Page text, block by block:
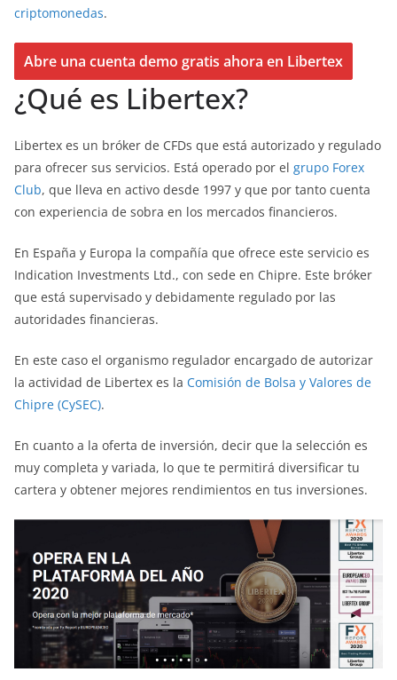
criptomonedas.
Abre una cuenta demo gratis ahora en Libertex
¿Qué es Libertex?
Libertex es un bróker de CFDs que está autorizado y regulado
para ofrecer sus servicios. Está operado por el grupo Forex
Club, que lleva en activo desde 1997 y que por tanto cuenta
con experiencia de sobra en los mercados financieros.
En España y Europa la compañía que ofrece este servicio es
Indication Investments Ltd., con sede en Chipre. Este bróker
que está supervisado y debidamente regulado por las
autoridades financieras.
En este caso el organismo regulador encargado de autorizar
la actividad de Libertex es la Comisión de Bolsa y Valores de
Chipre (CySEC).
En cuanto a la oferta de inversión, decir que la selección es
muy completa y variada, lo que te permitirá diversificar tu
cartera y obtener mejores rendimientos en tus inversiones.